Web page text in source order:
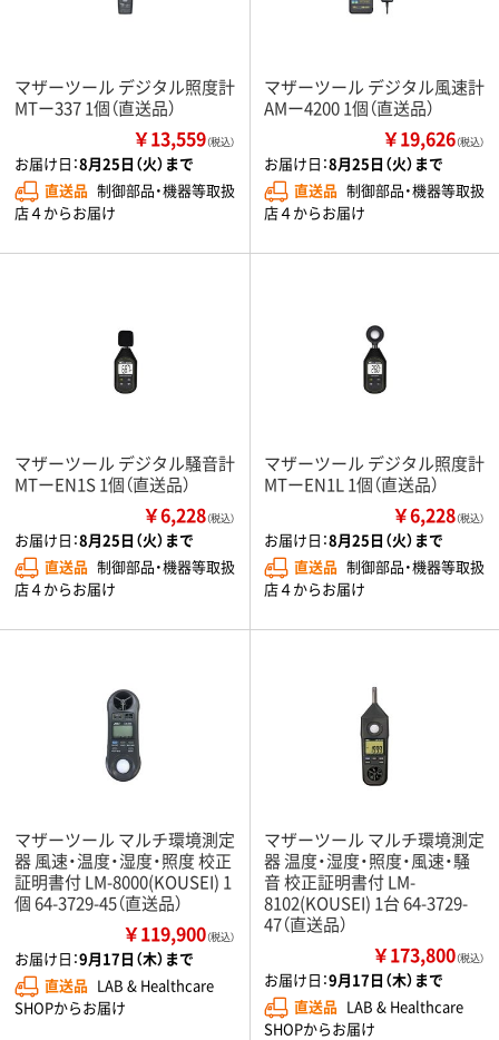
マザーツール デジタル照度計
MTー337 1個（直送品）
￥13,559（税込）
お届け日：8月25日（火）まで
直送品 制御部品・機器等取扱
店４からお届け
マザーツール デジタル風速計
AMー4200 1個（直送品）
￥19,626（税込）
お届け日：8月25日（火）まで
直送品 制御部品・機器等取扱
店４からお届け
マザーツール デジタル騒音計
MTーEN1S 1個（直送品）
￥6,228（税込）
お届け日：8月25日（火）まで
直送品 制御部品・機器等取扱
店４からお届け
マザーツール デジタル照度計
MTーEN1L 1個（直送品）
￥6,228（税込）
お届け日：8月25日（火）まで
直送品 制御部品・機器等取扱
店４からお届け
マザーツール マルチ環境測定
器 風速・温度・湿度・照度 校正
証明書付 LM-8000(KOUSEI) 1
個 64-3729-45（直送品）
￥119,900（税込）
お届け日：9月17日（木）まで
直送品 LAB & Healthcare
SHOPからお届け
マザーツール マルチ環境測定
器 温度・湿度・照度・風速・騒
音 校正証明書付 LM-
8102(KOUSEI) 1台 64-3729-
47（直送品）
￥173,800（税込）
お届け日：9月17日（木）まで
直送品 LAB & Healthcare
SHOPからお届け